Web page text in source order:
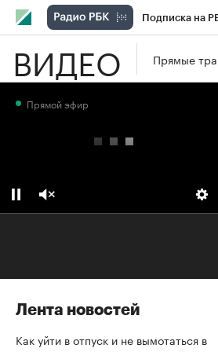
Подписка на
ВИДЕО Прямые
Прямой эфир
Лента новостей
Как уйти в отпуск и не вымотаться в